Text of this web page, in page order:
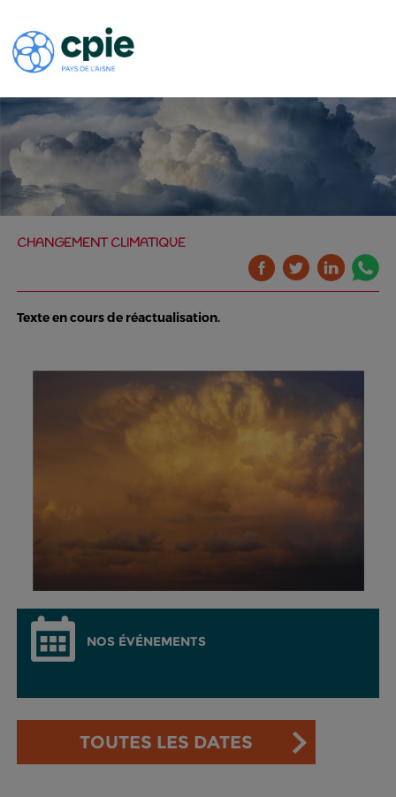
CHANGEMENT CLIMATIQUE
Texte en cours de réactualisation.
NOS ÉVÉNEMENTS
TOUTES LES DATES